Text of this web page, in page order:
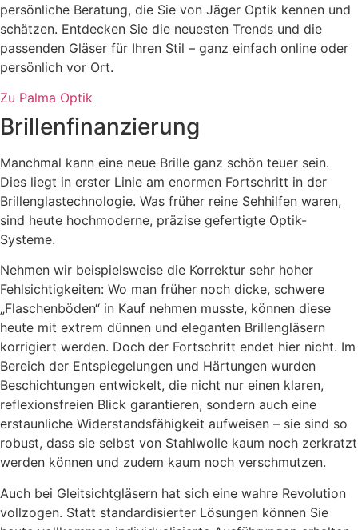
persönliche Beratung, die Sie von Jäger Optik kennen und
schätzen. Entdecken Sie die neuesten Trends und die
passenden Gläser für Ihren Stil – ganz einfach online oder
persönlich vor Ort.
Zu Palma Optik
Brillenfinanzierung
Manchmal kann eine neue Brille ganz schön teuer sein.
Dies liegt in erster Linie am enormen Fortschritt in der
Brillenglastechnologie. Was früher reine Sehhilfen waren,
sind heute hochmoderne, präzise gefertigte Optik-
Systeme.
Nehmen wir beispielsweise die Korrektur sehr hoher
Fehlsichtigkeiten: Wo man früher noch dicke, schwere
„Flaschenböden“ in Kauf nehmen musste, können diese
heute mit extrem dünnen und eleganten Brillengläsern
korrigiert werden. Doch der Fortschritt endet hier nicht. Im
Bereich der Entspiegelungen und Härtungen wurden
Beschichtungen entwickelt, die nicht nur einen klaren,
reflexionsfreien Blick garantieren, sondern auch eine
erstaunliche Widerstandsfähigkeit aufweisen – sie sind so
robust, dass sie selbst von Stahlwolle kaum noch zerkratzt
werden können und zudem kaum noch verschmutzen.
Auch bei Gleitsichtgläsern hat sich eine wahre Revolution
vollzogen. Statt standardisierter Lösungen können Sie